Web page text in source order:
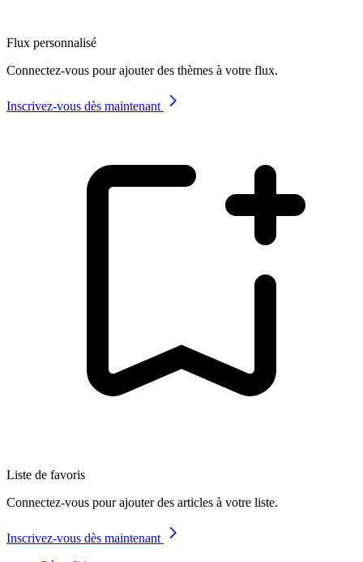
Flux personnalisé
Connectez-vous pour ajouter des thèmes à votre flux.
Inscrivez-vous dès maintenant
Liste de favoris
Connectez-vous pour ajouter des articles à votre liste.
Inscrivez-vous dès maintenant